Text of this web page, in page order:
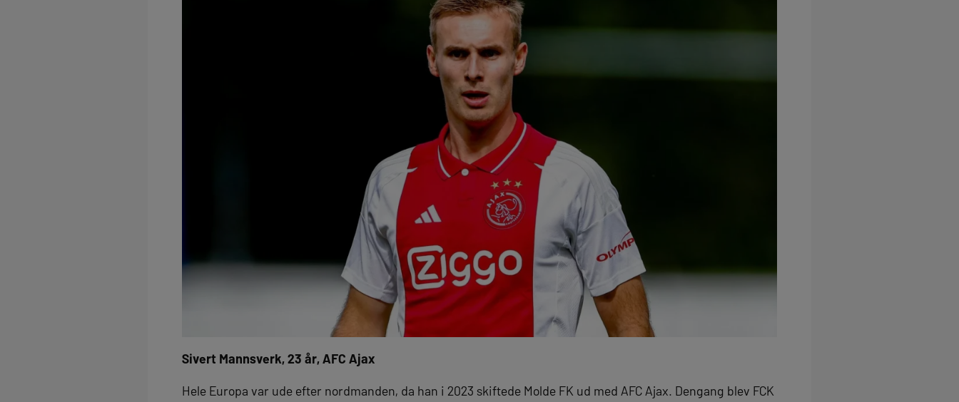
Sivert Mannsverk, 23 år, AFC Ajax
Hele Europa var ude efter nordmanden, da han i 2023 skiftede Molde FK ud med AFC Ajax. Dengang blev FCK